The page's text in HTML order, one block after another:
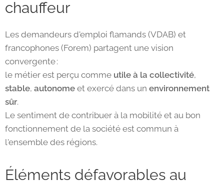
chauffeur
Les demandeurs d'emploi flamands (VDAB) et
francophones (Forem) partagent une vision
convergente :
le métier est perçu comme utile à la collectivité,
stable, autonome et exercé dans un environnement
sûr.
Le sentiment de contribuer à la mobilité et au bon
fonctionnement de la société est commun à
l'ensemble des régions.
Éléments défavorables au